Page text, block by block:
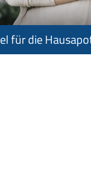
für die